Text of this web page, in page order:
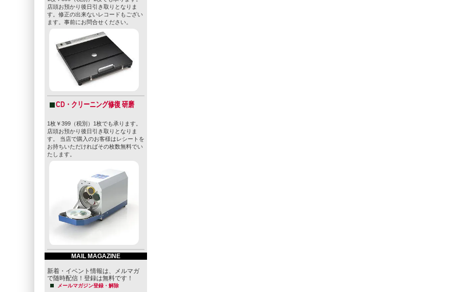
店頭お預かり後日引き取りとなりま
す。修正の出来ないレコードもござい
ます。事前にお問合せください。
CD・クリーニング修復 研磨
1枚￥399（税別）1枚でも承ります。
店頭お預かり後日引き取りとなりま
す。 当店で購入のお客様はレシートを
お持ちいただければその枚数無料でい
たします。
MAIL MAGAZINE
新着・イベント情報は、メルマガ
で随時配信！登録は無料です！
メールマガジン登録・解除